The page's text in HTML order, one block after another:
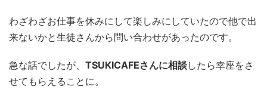
わざわざお仕事を休みにして楽しみにしていたので他で出
来ないかと生徒さんから問い合わせがあったのです。
急な話でしたが、 TSUKICAFEさんに相談したら幸座をさ
せてもらえることに。